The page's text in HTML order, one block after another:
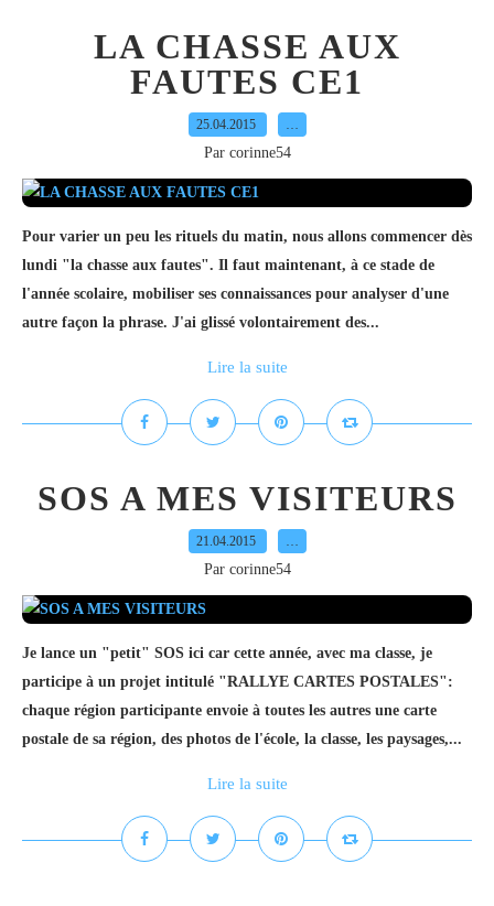
LA CHASSE AUX
FAUTES CE1
25.04.2015 …
Par corinne54
Pour varier un peu les rituels du matin, nous allons commencer dès
lundi "la chasse aux fautes". Il faut maintenant, à ce stade de
l'année scolaire, mobiliser ses connaissances pour analyser d'une
autre façon la phrase. J'ai glissé volontairement des...
Lire la suite
SOS A MES VISITEURS
21.04.2015 …
Par corinne54
Je lance un "petit" SOS ici car cette année, avec ma classe, je
participe à un projet intitulé "RALLYE CARTES POSTALES":
chaque région participante envoie à toutes les autres une carte
postale de sa région, des photos de l'école, la classe, les paysages,...
Lire la suite